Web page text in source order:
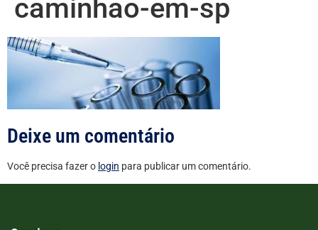
caminhao-em-sp
Deixe um comentário
Você precisa fazer o login para publicar um comentário.